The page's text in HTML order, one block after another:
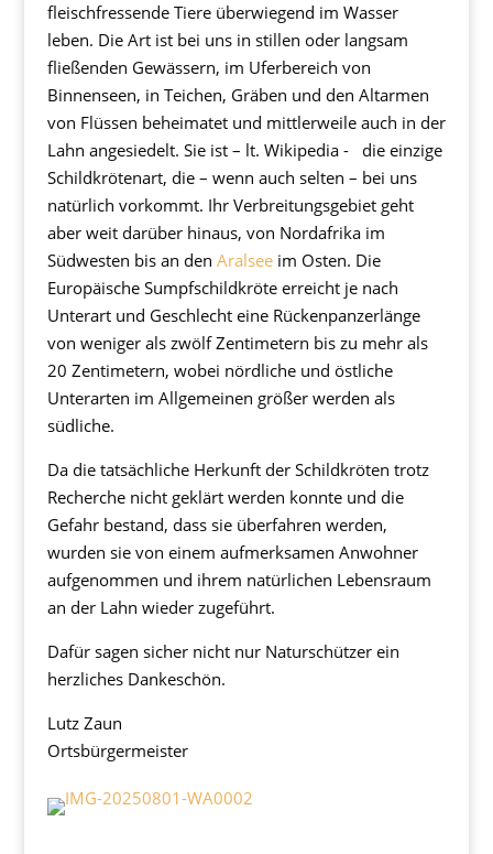
fleischfressende Tiere überwiegend im Wasser
leben. Die Art ist bei uns in stillen oder langsam
fließenden Gewässern, im Uferbereich von
Binnenseen, in Teichen, Gräben und den Altarmen
von Flüssen beheimatet und mittlerweile auch in der
Lahn angesiedelt. Sie ist – lt. Wikipedia - die einzige
Schildkrötenart, die – wenn auch selten – bei uns
natürlich vorkommt. Ihr Verbreitungsgebiet geht
aber weit darüber hinaus, von Nordafrika im
Südwesten bis an den Aralseeim Osten. Die
Europäische Sumpfschildkröte erreicht je nach
Unterart und Geschlecht eine Rückenpanzerlänge
von weniger als zwölf Zentimetern bis zu mehr als
20 Zentimetern, wobei nördliche und östliche
Unterarten im Allgemeinen größer werden als
südliche.
Da die tatsächliche Herkunft der Schildkröten trotz
Recherche nicht geklärt werden konnte und die
Gefahr bestand, dass sie überfahren werden,
wurden sie von einem aufmerksamen Anwohner
aufgenommen und ihrem natürlichen Lebensraum
an der Lahn wieder zugeführt.
Dafür sagen sicher nicht nur Naturschützer ein
herzliches Dankeschön.
Lutz Zaun
Ortsbürgermeister